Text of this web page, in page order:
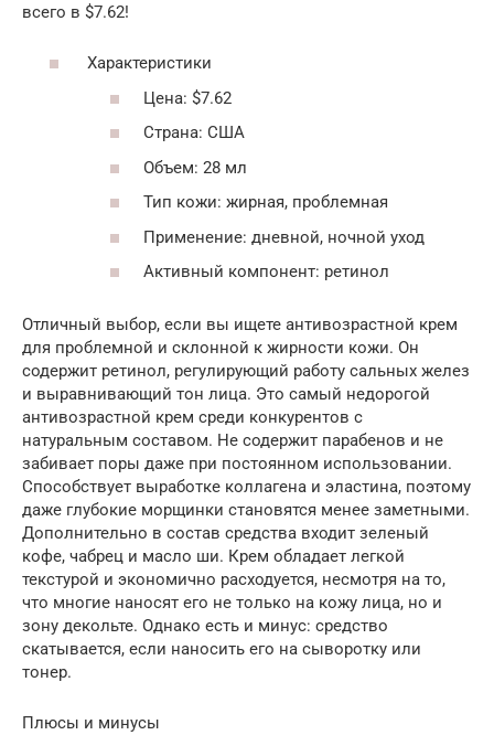
всего в $7.62!
Характеристики
Цена: $7.62
Страна: США
Объем: 28 мл
Тип кожи: жирная, проблемная
Применение: дневной, ночной уход
Активный компонент: ретинол
Отличный выбор, если вы ищете антивозрастной крем
для проблемной и склонной к жирности кожи. Он
содержит ретинол, регулирующий работу сальных желез
и выравнивающий тон лица. Это самый недорогой
антивозрастной крем среди конкурентов с
натуральным составом. Не содержит парабенов и не
забивает поры даже при постоянном использовании.
Способствует выработке коллагена и эластина, поэтому
даже глубокие морщинки становятся менее заметными.
Дополнительно в состав средства входит зеленый
кофе, чабрец и масло ши. Крем обладает легкой
текстурой и экономично расходуется, несмотря на то,
что многие наносят его не только на кожу лица, но и
зону декольте. Однако есть и минус: средство
скатывается, если наносить его на сыворотку или
тонер.
Плюсы и минусы